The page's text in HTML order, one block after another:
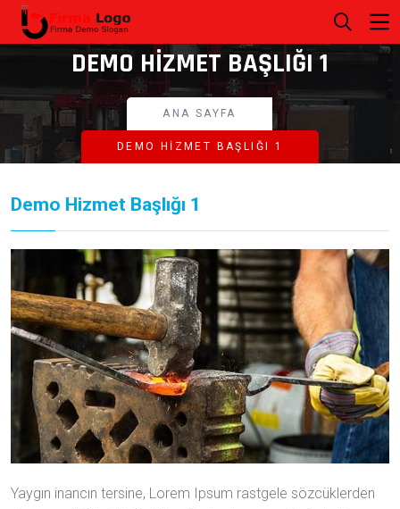
DEMO HIZMET BAŞLIĞI 1
ANA SAYFA
DEMO HIZMET BAŞLIĞI 1
Demo Hizmet Başlığı 1
Yaygın inancın tersine, Lorem Ipsum rastgele sözcüklerden